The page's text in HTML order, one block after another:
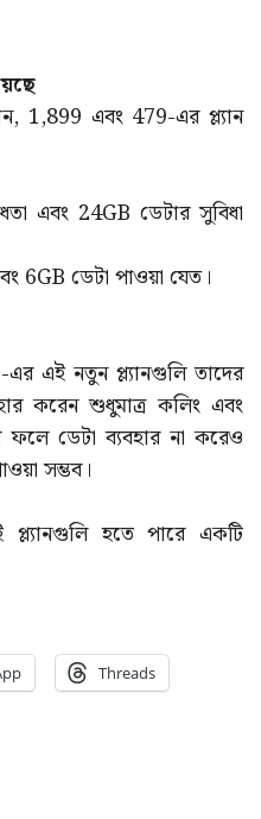
1,899 এবং 479-এর প্ল্যান
এবং 24GB ডেটার সুবিধা
6GB ডেটা পাওয়া যেত।
এই নতুন প্ল্যানগুলি তাদের
করেন শুধুমাত্র কলিং এবং
ডেটা ব্যবহার না করেও
সম্ভব।
হতে পারে একটি
Threads